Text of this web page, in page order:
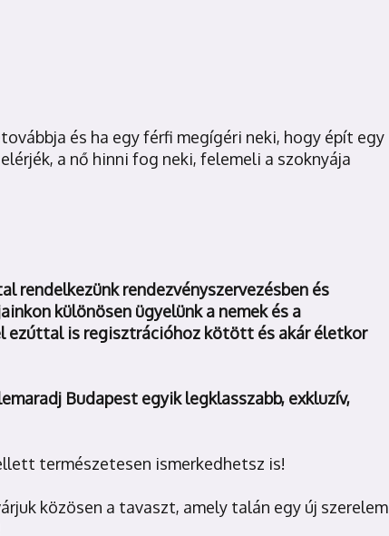
és ha egy férfi megígéri neki, hogy épít egy
a nő hinni fog neki, felemeli a szoknyája
rendezvényszervezésben és
különösen ügyelünk a nemek és a
ezúttal is regisztrációhoz kötött és akár életkor
Budapest egyik legklasszabb, exkluzív,
természetesen ismerkedhetsz is!
közösen a tavaszt, amely talán egy új szerelem